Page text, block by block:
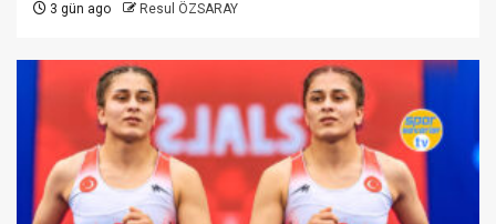
3 gün ago Resul ÖZSARAY